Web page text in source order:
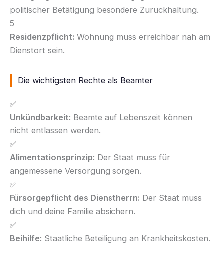
politischer Betätigung besondere Zurückhaltung.
5
Residenzpflicht: Wohnung muss erreichbar nah am
Dienstort sein.
Die wichtigsten Rechte als Beamter
✅
Unkündbarkeit: Beamte auf Lebenszeit können
nicht entlassen werden.
✅
Alimentationsprinzip: Der Staat muss für
angemessene Versorgung sorgen.
✅
Fürsorgepflicht des Dienstherrn: Der Staat muss
dich und deine Familie absichern.
✅
Beihilfe: Staatliche Beteiligung an Krankheitskosten.